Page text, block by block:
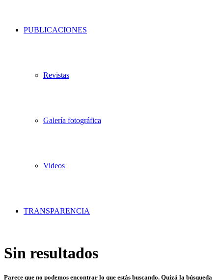
PUBLICACIONES
Revistas
Galería fotográfica
Videos
TRANSPARENCIA
Sin resultados
Parece que no podemos encontrar lo que estás buscando. Quizá la búsqueda